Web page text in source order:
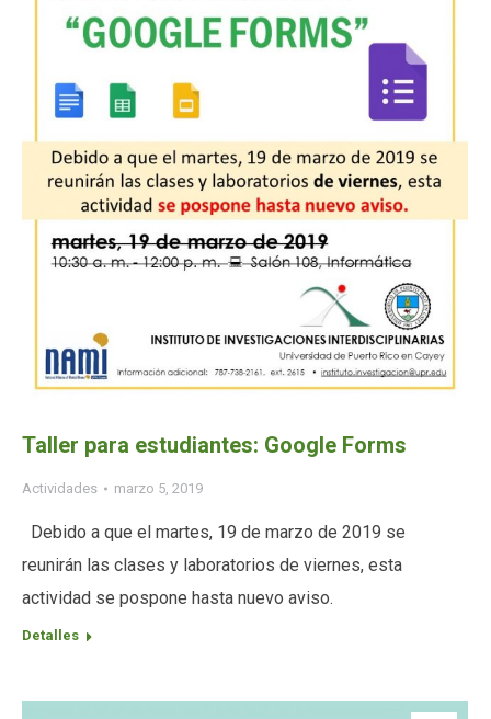
Taller para estudiantes: Google Forms
Actividades marzo 5, 2019
Debido a que el martes, 19 de marzo de 2019 se
reunirán las clases y laboratorios de viernes, esta
actividad se pospone hasta nuevo aviso.
Detalles